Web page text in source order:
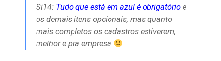
Si14: Tudo que está em azul é obrigatório e
os demais itens opcionais, mas quanto
mais completos os cadastros estiverem,
melhor é pra empresa